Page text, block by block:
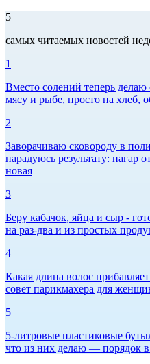
5
самых читаемых новостей
1
Вместо солений теперь
мясу и рыбе, просто на хлеб,
2
Заворачиваю сковороду в
нарадуюсь результату: нагар
новая
3
Беру кабачок, яйца и сыр -
на раз-два и из простых
4
Какая длина волос
совет парикмахера для
5
5-литровые пластиковые
что из них делаю — порядок в